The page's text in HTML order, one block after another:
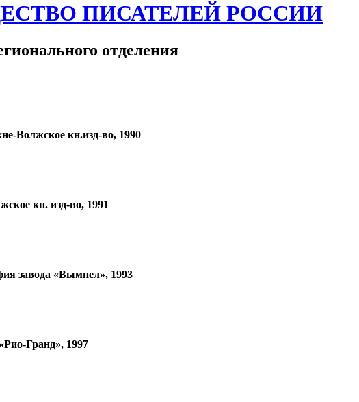
ПИСАТЕЛЕЙ РОССИИ
отделения
кн.изд-во, 1990
кн. изд-во, 1991
завода «Вымпел», 1993
Гранд», 1997